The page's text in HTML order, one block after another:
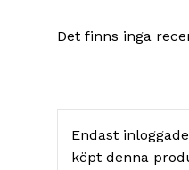
Det finns inga
Endast
köpt denna